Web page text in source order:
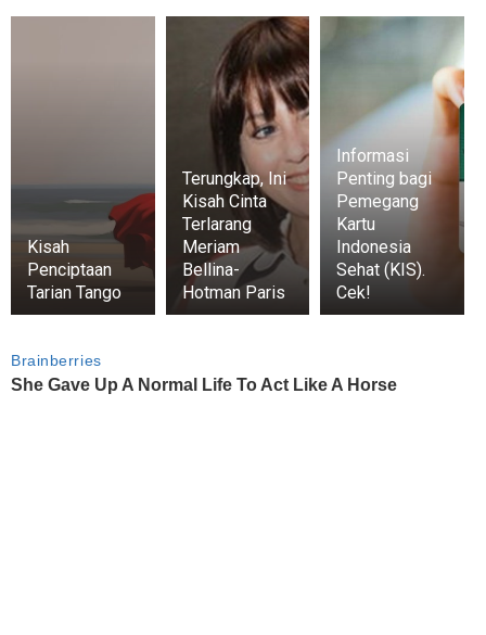
Kisah
Penciptaan
Tarian Tango
Terungkap, Ini
Kisah Cinta
Terlarang
Meriam
Bellina-
Hotman Paris
Informasi
Penting bagi
Pemegang
Kartu
Indonesia
Sehat (KIS).
Cek!